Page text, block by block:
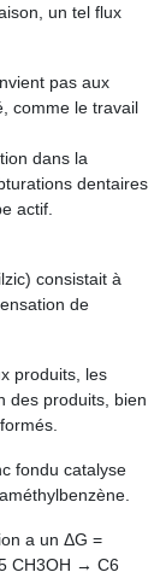
un tel flux
pas aux
comme le travail
dans la
dentaires
actif.
consistait à
de
produits, les
des produits, bien
fondu catalyse
a un ΔG =
CH3OH → C6